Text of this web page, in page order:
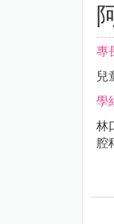
專
兒
學
林
腔